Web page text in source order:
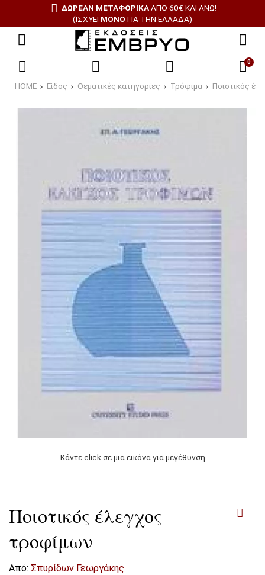
ΔΩΡΕΑΝ ΜΕΤΑΦΟΡΙΚΑΑΠΟ 60€ ΚΑΙ ΑΝΩ!
(ΙΣΧΥΕΙ ΜΟΝΟ ΓΙΑ ΤΗΝ ΕΛΛΑΔΑ)
0
HOME Είδος Θεματικές κατηγορίες Τρόφιμα Ποιοτικός
Κάντε click σε μια εικόνα για μεγέθυνση
Ποιοτικός έλεγχος
τροφίμων
Από: Σπυρίδων Γεωργάκης